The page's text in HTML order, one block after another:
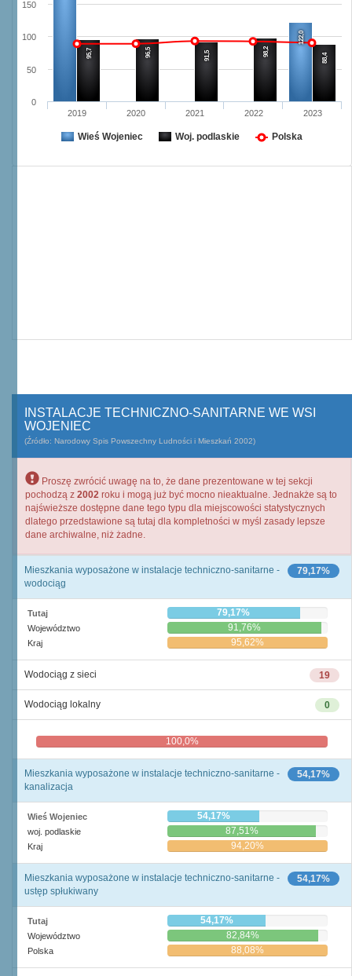
122,0
95,7 96,5 91,5 98,2
88,4
2019 2020 2021 2022 2023
0
50
100
150
Wieś Wojeniec Woj. podlaskie Polska
INSTALACJE TECHNICZNO-SANITARNE WE WSI
WOJENIEC
(Źródło: Narodowy Spis Powszechny Ludności i Mieszkań 2002)
Proszę zwrócić uwagę na to, że dane prezentowane w tej sekcji
pochodzą z 2002 roku i mogą już być mocno nieaktualne. Jednakże są to
najświeższe dostępne dane tego typu dla miejscowości statystycznych
dlatego przedstawione są tutaj dla kompletności w myśl zasady lepsze
dane archiwalne, niż żadne.
79,17%
Mieszkania wyposażone w instalacje techniczno-sanitarne -
wodociąg
Tutaj 79,17%
Województwo 91,76%
Kraj 95,62%
19
Wodociąg z sieci
0
Wodociąg lokalny
100,0%
54,17%
Mieszkania wyposażone w instalacje techniczno-sanitarne -
kanalizacja
Wieś Wojeniec 54,17%
woj. podlaskie 87,51%
Kraj 94,20%
54,17%
Mieszkania wyposażone w instalacje techniczno-sanitarne -
ustęp spłukiwany
Tutaj 54,17%
Województwo 82,84%
Polska 88,08%